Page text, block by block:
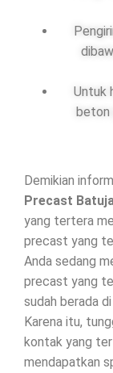
Untuk
beton
Demikian
Precast
yang tertera
precast yang
Anda sedang
precast yang
sudah berada
Karena itu,
kontak yang
mendapatkan